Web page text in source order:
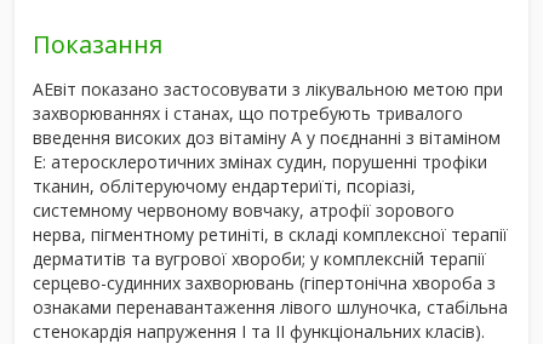
Показання
АЕвіт показано застосовувати з лікувальною метою при
захворюваннях і станах, що потребують тривалого
введення високих доз вітаміну А у поєднанні з вітаміном
Е: атеросклеротичних змінах судин, порушенні трофіки
тканин, облітеруючому ендартериїті, псоріазі,
системному червоному вовчаку, атрофії зорового
нерва, пігментному ретиніті, в складі комплексної терапії
дерматитів та вугрової хвороби; у комплексній терапії
серцево-судинних захворювань (гіпертонічна хвороба з
ознаками перенавантаження лівого шлуночка, стабільна
стенокардія напруження І та ІІ функціональних класів).